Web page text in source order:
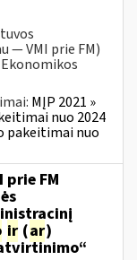
— VMI prie FM)
MĮP 2021 »
nuo 2024
pakeitimai nuo
prie FM
ir (ar)